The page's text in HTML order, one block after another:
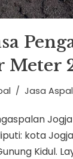
Meter
Jasa
kota
Kidul.